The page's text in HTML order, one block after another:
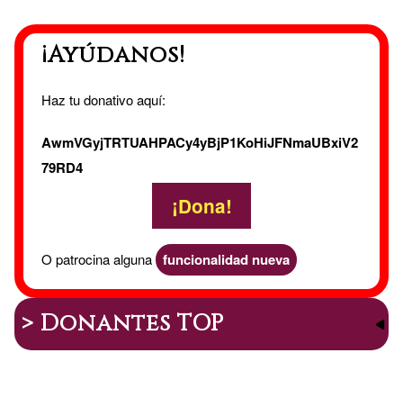
¡Ayúdanos!
Haz tu donativo aquí:
AwmVGyjTRTUAHPACy4yBjP1KoHiJFNmaUBxiV2
79RD4
¡Dona!
O patrocina alguna funcionalidad nueva
> Donantes TOP